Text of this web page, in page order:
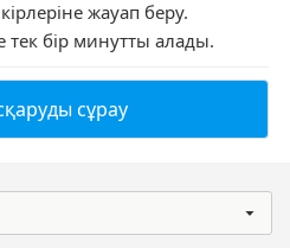
жауап беру.
тек бір минутты алады.
сұрау